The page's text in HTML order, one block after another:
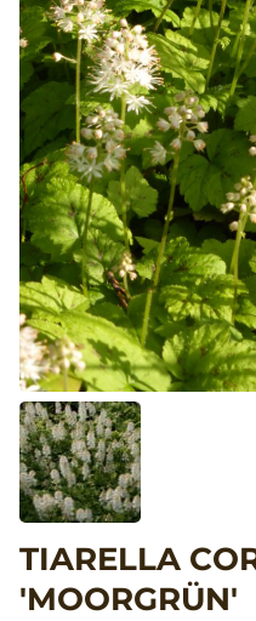
TIARELLA
'MOORGRÜN'